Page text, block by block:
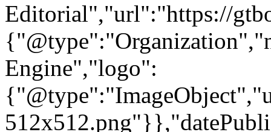
Editorial","url":"https://
Engine","logo":